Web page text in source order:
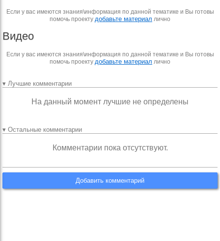
Если у вас имеются знания\информация по данной тематике и Вы готовы
помочь проекту добавьте материал лично
Видео
Если у вас имеются знания\информация по данной тематике и Вы готовы
помочь проекту добавьте материал лично
▾ Лучшие комментарии
На данный момент лучшие не определены
▾ Остальные комментарии
Комментарии пока отсутствуют.
Добавить комментарий